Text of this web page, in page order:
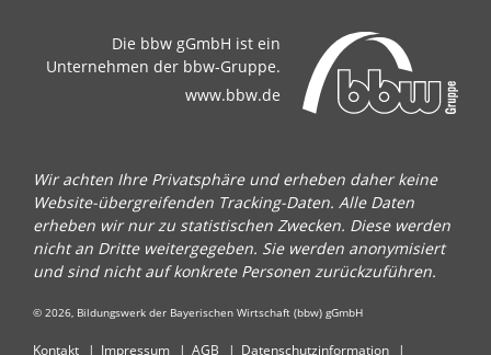
Die bbw gGmbH ist ein
Unternehmen der bbw-Gruppe.
www.bbw.de
Wir achten Ihre Privatsphäre und erheben daher keine
Website-übergreifenden Tracking-Daten. Alle Daten
erheben wir nur zu statistischen Zwecken. Diese werden
nicht an Dritte weitergegeben. Sie werden anonymisiert
und sind nicht auf konkrete Personen zurückzuführen.
© 2026, Bildungswerk der Bayerischen Wirtschaft (bbw) gGmbH
Kontakt Impressum AGB Datenschutzinformation